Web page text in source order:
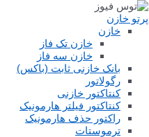
پرتو خازن
خازن
خازن تک فاز
خازن سه فاز
بانک خازنی ثابت (باکس)
رگولاتور
کنتاکتور خازنی
کنتاکتور فیلتر هارمونیک
راکتور حذف هارمونیک
ترموستات